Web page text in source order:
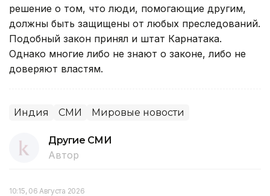
решение о том, что люди, помогающие другим,
должны быть защищены от любых преследований.
Подобный закон принял и штат Карнатака.
Однако многие либо не знают о законе, либо не
доверяют властям.
Индия СМИ Мировые новости
Другие СМИ
Автор
10:15, 06 Августа 2026